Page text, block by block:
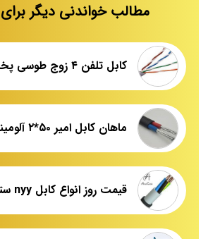
مطالب خواندنی دیگر
کابل تلفن ۴ زوج طوسی پخش عمده
قیمت روز انواع کابل nyy ستاره یزد